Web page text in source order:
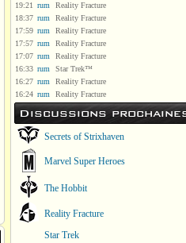
19:21
rum Reality Fracture
18:37 rum Reality Fracture
17:59 rum Reality Fracture
17:57 rum Reality Fracture
17:07 rum Reality Fracture
16:33 rum Star Trek™
16:27 rum Reality Fracture
16:24 rum Reality Fracture
Discussions
Secrets of Strixhaven
Marvel Super Heroes
The Hobbit
Reality Fracture
Star Trek